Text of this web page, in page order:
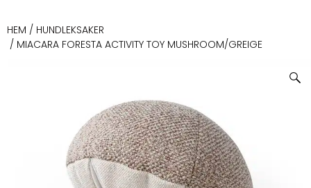
HEM / HUNDLEKSAKER
/ MIACARA FORESTA ACTIVITY TOY MUSHROOM/GREIGE